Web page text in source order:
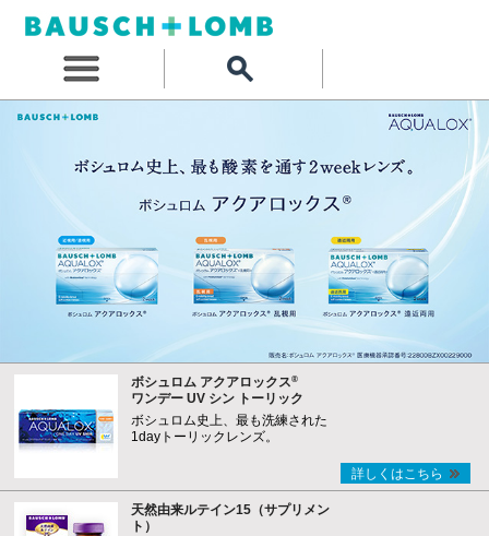
ボシュロム アクアロックス®
ワンデー UV シン トーリック
ボシュロム史上、最も洗練された
1dayトーリックレンズ。
詳しくはこちら
天然由来ルテイン15（サプリメン
ト）